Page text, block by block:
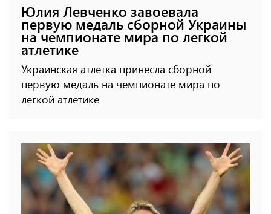
Юлия Левченко завоевала
первую медаль сборной Украины
на чемпионате мира по легкой
атлетике
Украинская атлетка принесла сборной
первую медаль на чемпионате мира по
легкой атлетике